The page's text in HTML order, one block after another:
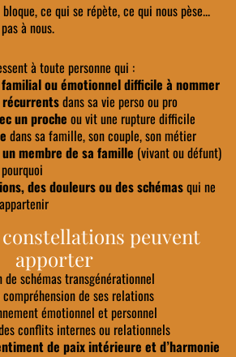
ce qui se répète, ce qui nous pèse...
à nous.
à toute personne qui :
ou émotionnel difficile à nommer
dans sa vie perso ou pro
un proche ou vit une rupture difficile
dans sa famille, son couple, son métier
membre de sa famille (vivant ou défunt)
des douleurs ou des schémasqui ne
constellations peuvent
apporter
de schémas transgénérationnel
de ses relations
émotionnel et personnel
conflits internes ou relationnels
de paix intérieure et d’harmonie